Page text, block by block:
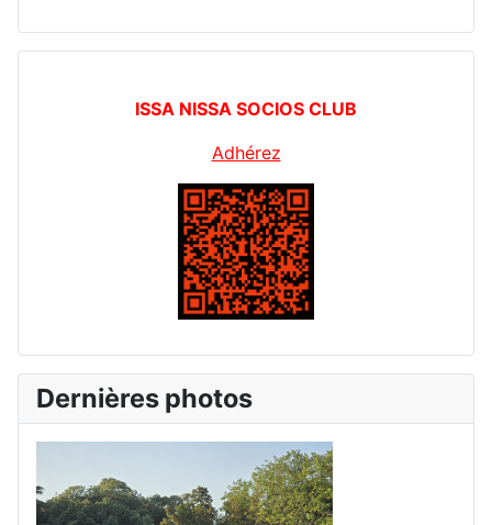
ISSA NISSA SOCIOS CLUB
Adhérez
Dernières photos